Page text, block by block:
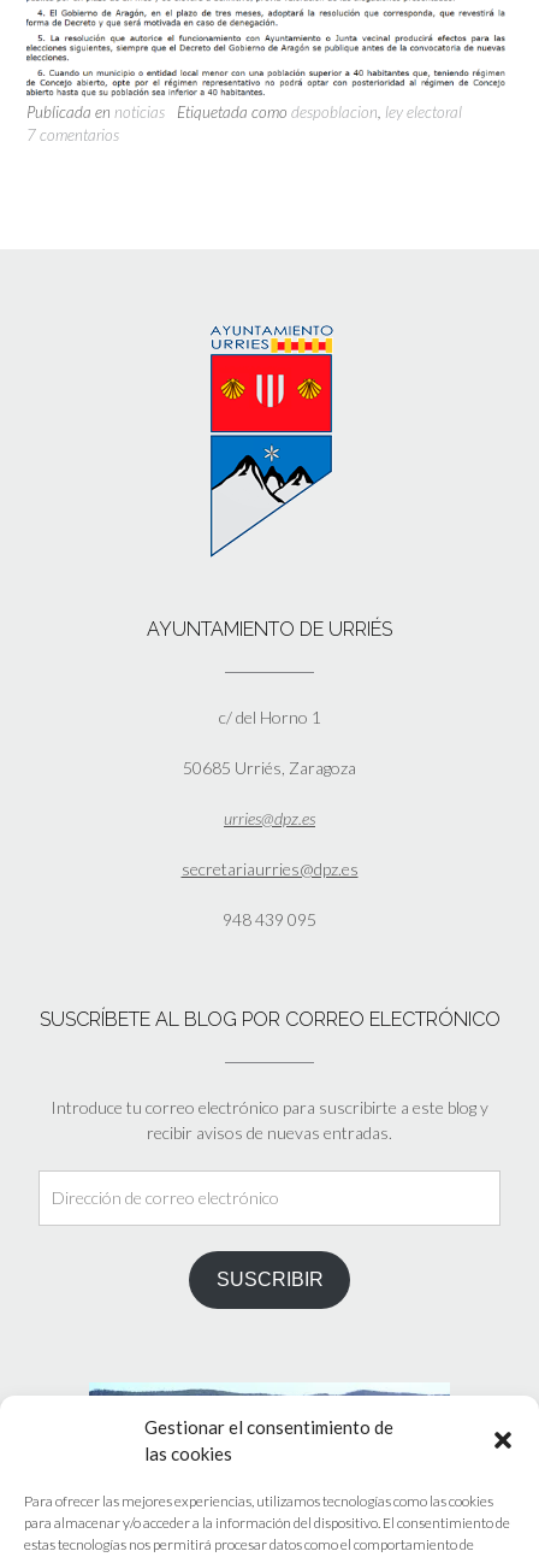
Gestionar el consentimiento de
las cookies
Para ofrecer las mejores experiencias, utilizamos tecnologías como las cookies
para almacenar y/o acceder a la información del dispositivo. El consentimiento de
estas tecnologías nos permitirá procesar datos como el comportamiento de
Publicada en noticias Etiquetada como despoblacion ley electoral
7 comentarios
AYUNTAMIENTO DE URRIÉS
c/ del Horno 1
50685 Urriés, Zaragoza
urries@dpz.es
secretariaurries@dpz.es
948 439 095
SUSCRÍBETE AL BLOG POR CORREO ELECTRÓNICO
Introduce tu correo electrónico para suscribirte a este blog y
recibir avisos de nuevas entradas.
de
correo
SUSCRIBIR